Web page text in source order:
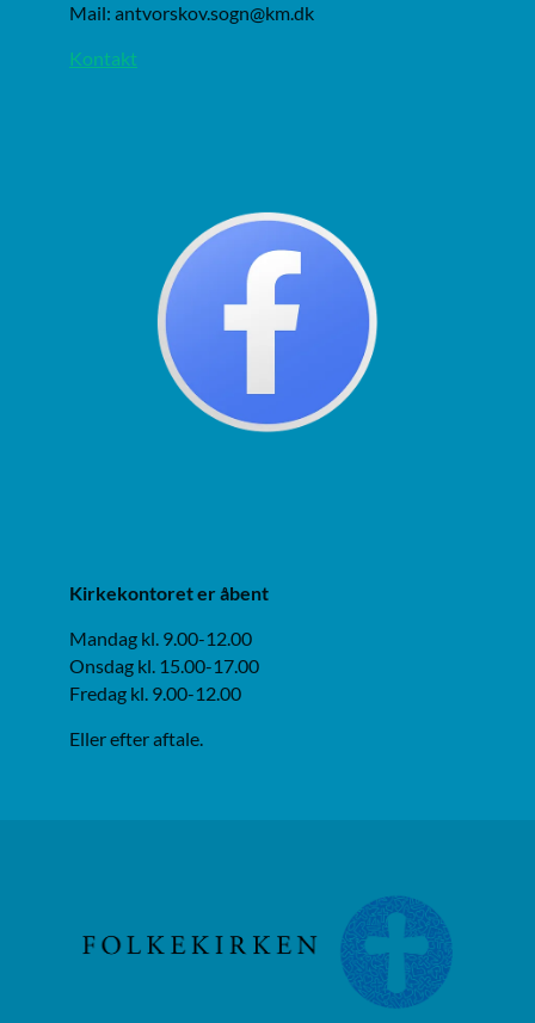
Mail: antvorskov.sogn@km.dk
Kontakt
Kirkekontoret er åbent
Mandag kl. 9.00-12.00
Onsdag kl. 15.00-17.00
Fredag kl. 9.00-12.00
Eller efter aftale.